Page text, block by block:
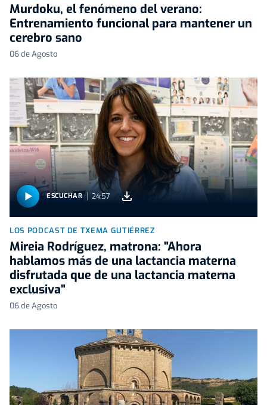
Murdoku, el fenómeno del verano:
Entrenamiento funcional para mantener un
cerebro sano
06 de Agosto
ESCUCHAR 24:57
LOS PODCAST DE TXEMA GUTIÉRREZ
Mireia Rodríguez, matrona: "Ahora
hablamos más de una lactancia materna
disfrutada que de una lactancia materna
exclusiva"
06 de Agosto